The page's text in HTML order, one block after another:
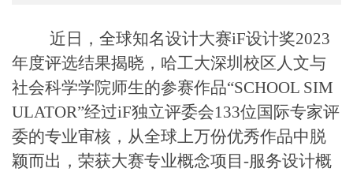
近日，全球知名设计大赛iF设计奖2023
年度评选结果揭晓，哈工大深圳校区人文与
社会科学学院师生的参赛作品“SCHOOL SIM
ULATOR”经过iF独立评委会133位国际专家评
委的专业审核，从全球上万份优秀作品中脱
颖而出，荣获大赛专业概念项目-服务设计概